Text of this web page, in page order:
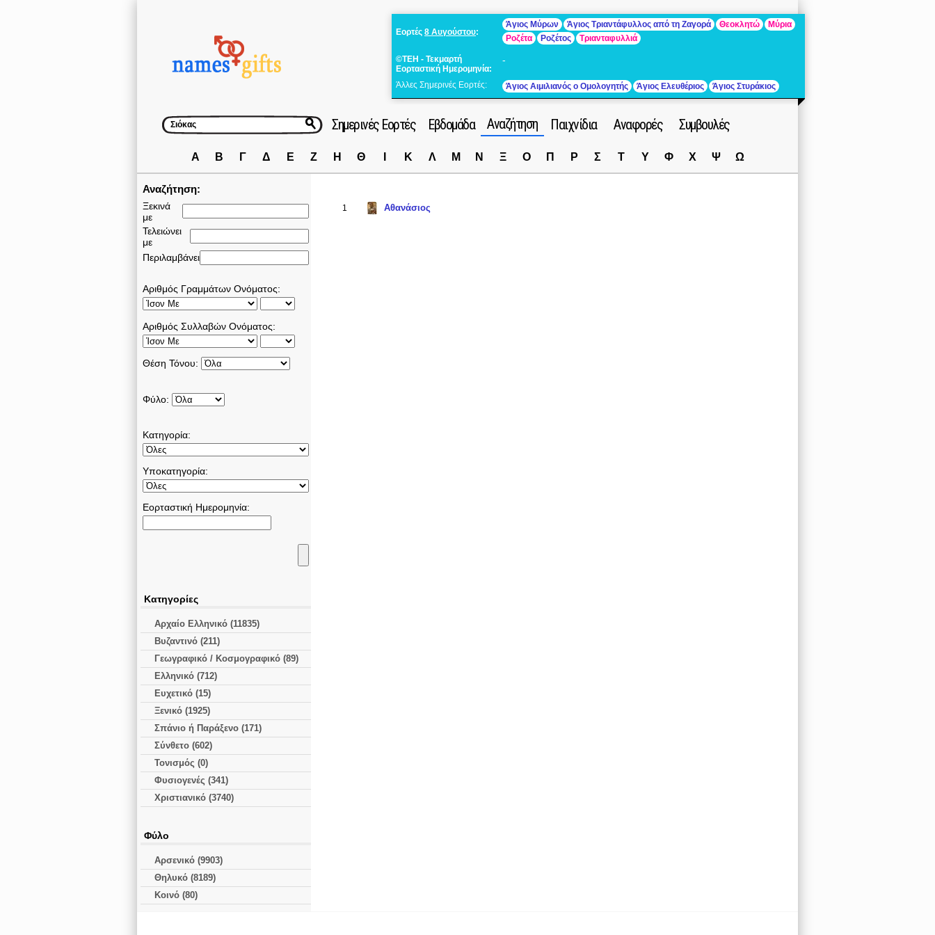
Εορτές 8 Αυγούστου:
Άγιος Μύρων Άγιος Τριαντάφυλλος από τη Ζαγορά Θεοκλητώ
Μύρια
Ροζέτα
Ροζέτος Τριανταφυλλιά
©ΤΕΗ - Τεκμαρτή
Εορταστική Ημερομηνία:
-
Άλλες Σημερινές Εορτές: Άγιος Αιμιλιανός ο Ομολογητής Άγιος Ελευθέριος Άγιος Στυράκιος
Σημερινές Εορτές Εβδομάδα Αναζήτηση Παιχνίδια Αναφορές Συμβουλές
Α Β Γ Δ Ε Ζ Η Θ Κ Λ Μ Ν Ξ Ο Π Ρ Σ Τ Υ Φ Χ Ψ Ω
Αναζήτηση:
Ξεκινά
με
Τελειώνει
με
Περιλαμβάνει
Αριθμός Γραμμάτων Ονόματος:
Αριθμός Συλλαβών Ονόματος:
Θέση Τόνου:
Φύλο:
Κατηγορία:
Υποκατηγορία:
Εορταστική Ημερομηνία:
Κατηγορίες
Αρχαίο Ελληνικό (11835)
Βυζαντινό (211)
Γεωγραφικό / Κοσμογραφικό (89)
Ελληνικό (712)
Ευχετικό (15)
Ξενικό (1925)
Σπάνιο ή Παράξενο (171)
Σύνθετο (602)
Τονισμός (0)
Φυσιογενές (341)
Χριστιανικό (3740)
Φύλο
Αρσενικό (9903)
Θηλυκό (8189)
Κοινό (80)
1 Αθανάσιος